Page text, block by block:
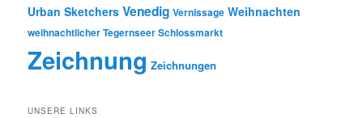
Urban Sketchers Venedig Vernissage Weihnachten
weihnachtlicher Tegernseer Schlossmarkt
Zeichnung Zeichnungen
UNSERE LINKS